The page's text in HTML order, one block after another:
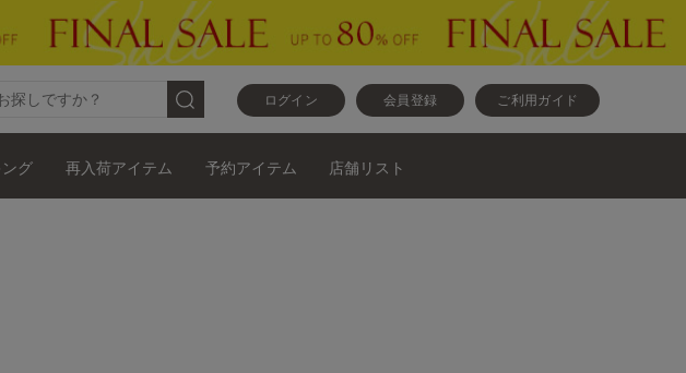
ログイン 会員登録 ご利用ガイド
グ 再入荷アイテム 予約アイテム 店舗リスト